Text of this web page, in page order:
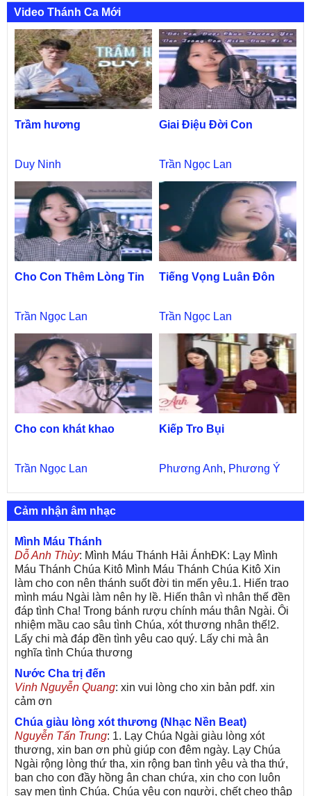
Video Thánh Ca Mới
Trầm hương
Duy Ninh
Giai Điệu Đời Con
Trần Ngọc Lan
Cho Con Thêm Lòng Tin
Trần Ngọc Lan
Tiếng Vọng Luân Đôn
Trần Ngọc Lan
Cho con khát khao
Trần Ngọc Lan
Kiếp Tro Bụi
Phương Anh, Phương Ý
Cảm nhận âm nhạc
Mình Máu Thánh
Dỗ Anh Thùy: Mình Máu Thánh Hải ÁnhĐK: Lạy Mình
Máu Thánh Chúa Kitô Mình Máu Thánh Chúa Kitô Xin
làm cho con nên thánh suốt đời tin mến yêu.1. Hiến trao
mình máu Ngài làm nên hy lề. Hiến thân vì nhân thế đền
đáp tình Cha! Trong bánh rượu chính máu thân Ngài. Ôi
nhiệm mầu cao sâu tình Chúa, xót thương nhân thế!2.
Lấy chi mà đáp đền tình yêu cao quý. Lấy chi mà ân
nghĩa tình Chúa thương
Nước Cha trị đến
Vinh Nguyễn Quang: xin vui lòng cho xin bản pdf. xin
cảm ơn
Chúa giàu lòng xót thương (Nhạc Nền Beat)
Nguyễn Tấn Trung: 1. Lạy Chúa Ngài giàu lòng xót
thương, xin ban ơn phù giúp con đêm ngày. Lạy Chúa
Ngài rộng lòng thứ tha, xin rộng ban tình yêu và tha thứ,
ban cho con đầy hồng ân chan chứa, xin cho con luôn
say men tình Chúa. Chúa yêu con người, chết cheo thập